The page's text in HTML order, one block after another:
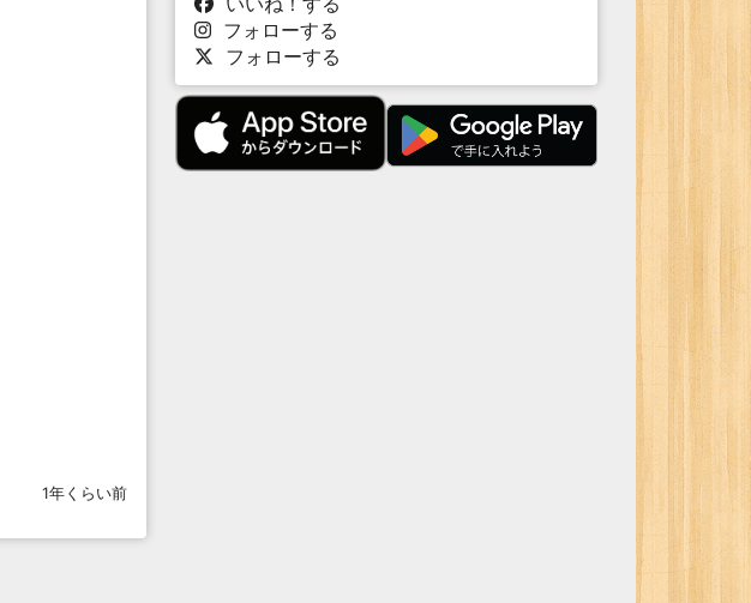
1年くらい前
フォローする
フォローする